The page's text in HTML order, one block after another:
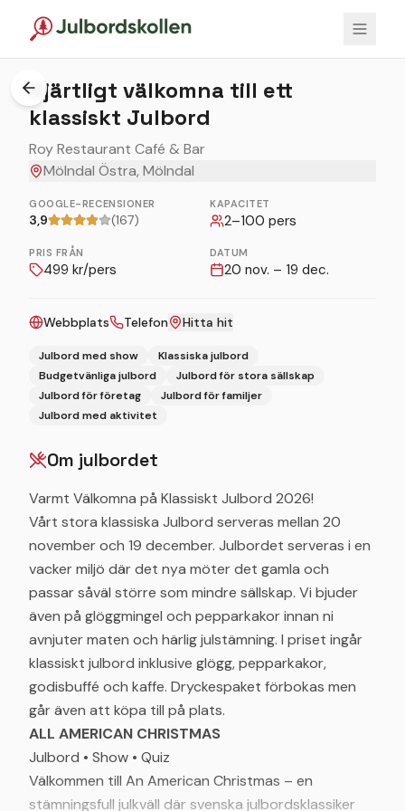
Hjärtligt välkomna till ett
klassiskt Julbord
Roy Restaurant Café & Bar
Mölndal Östra, Mölndal
GOOGLE-RECENSIONER
3,9 (167)
KAPACITET
2–100 pers
PRIS FRÅN
499 kr/pers
DATUM
20 nov. – 19 dec.
Webbplats Telefon Hitta hit
Julbord med show
Klassiska julbord
Budgetvänliga julbord
Julbord för stora sällskap
Julbord för företag
Julbord för familjer
Julbord med aktivitet
Om julbordet
Varmt Välkomna på Klassiskt Julbord 2026!
Vårt stora klassiska Julbord serveras mellan 20
november och 19 december. Julbordet serveras i en
vacker miljö där det nya möter det gamla och
passar såväl större som mindre sällskap. Vi bjuder
även på glöggmingel och pepparkakor innan ni
avnjuter maten och härlig julstämning. I priset ingår
klassiskt julbord inklusive glögg, pepparkakor,
godisbuffé och kaffe. Dryckespaket förbokas men
går även att köpa till på plats.
ALL AMERICAN CHRISTMAS
Julbord • Show • Quiz
Välkommen till An American Christmas – en
stämningsfull julkväll där svenska julbordsklassiker